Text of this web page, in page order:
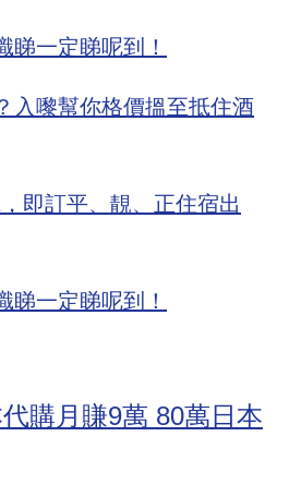
睇一定睇呢到！
入嚟幫你格價搵至抵住酒
即訂平、靚、正住宿出
睇一定睇呢到！
購月賺9萬 80萬日本